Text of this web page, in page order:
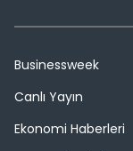
Businessweek
Canlı Yayın
Ekonomi Haberleri